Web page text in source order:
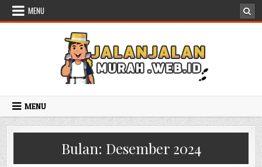
Skip to content
MENU
MENU
Bulan: Desember 2024